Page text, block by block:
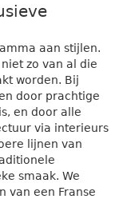
aan stijlen.
zo van al die
worden. Bij
door prachtige
en door alle
via interieurs
lijnen van
smaak. We
van een Franse